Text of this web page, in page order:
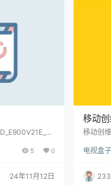
5 0
24年11月12日
移动
当贝
移动创
拆卡刷
电视盒